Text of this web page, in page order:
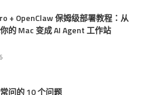
+ OpenClaw 保姆级部署教程：从
的 Mac 变成 AI Agent 工作站
问的 10 个问题